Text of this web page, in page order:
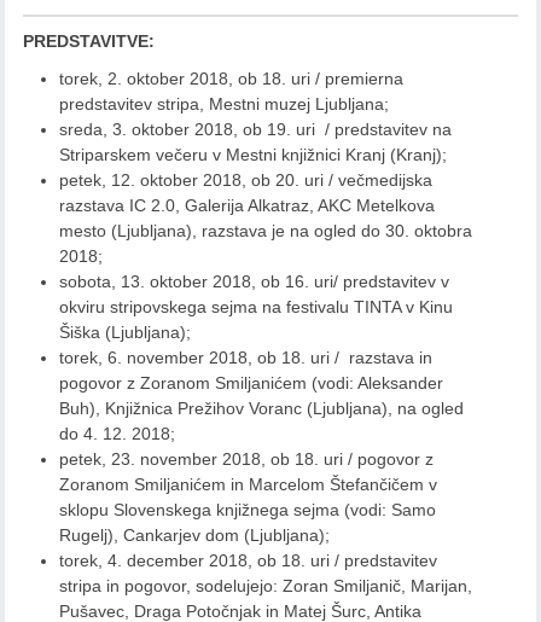
PREDSTAVITVE:
torek, 2. oktober 2018, ob 18. uri / premierna
predstavitev stripa, Mestni muzej Ljubljana;
sreda, 3. oktober 2018, ob 19. uri / predstavitev na
Striparskem večeru v Mestni knjižnici Kranj (Kranj);
petek, 12. oktober 2018, ob 20. uri / večmedijska
razstava IC 2.0, Galerija Alkatraz, AKC Metelkova
mesto (Ljubljana), razstava je na ogled do 30. oktobra
2018;
sobota, 13. oktober 2018, ob 16. uri/ predstavitev v
okviru stripovskega sejma na festivalu TINTA v Kinu
Šiška (Ljubljana);
torek, 6. november 2018, ob 18. uri / razstava in
pogovor z Zoranom Smiljanićem (vodi: Aleksander
Buh), Knjižnica Prežihov Voranc (Ljubljana), na ogled
do 4. 12. 2018;
petek, 23. november 2018, ob 18. uri / pogovor z
Zoranom Smiljanićem in Marcelom Štefančičem v
sklopu Slovenskega knjižnega sejma (vodi: Samo
Rugelj), Cankarjev dom (Ljubljana);
torek, 4. december 2018, ob 18. uri / predstavitev
stripa in pogovor, sodelujejo: Zoran Smiljanič, Marijan,
Pušavec, Draga Potočnjak in Matej Šurc, Antika